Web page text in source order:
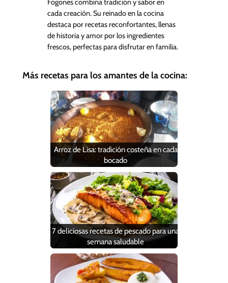
cada creación. Su reinado en la cocina
destaca por recetas reconfortantes, llenas
de historia y amor por los ingredientes
frescos, perfectas para disfrutar en familia.
Más recetas para los amantes de la cocina:
Arroz de Lisa: tradición costeña en cada
bocado
7 deliciosas recetas de pescado para una
semana saludable